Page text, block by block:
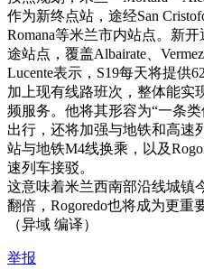
作为新终点站，途经San
Romana等米兰市内站点。新
途站点，覆盖Albairate、
Lucente表示，S19每天将提供
加上现有线路班次，整体能实
频服务。他将其形容为“一条
出行，还将加强与地铁和高速
站与地铁M4线换乘，以及
速列车接驳。
这意味着米兰西南部沿线城镇
翻倍，Rogoredo也将成为更重
（异域 编译）
举报